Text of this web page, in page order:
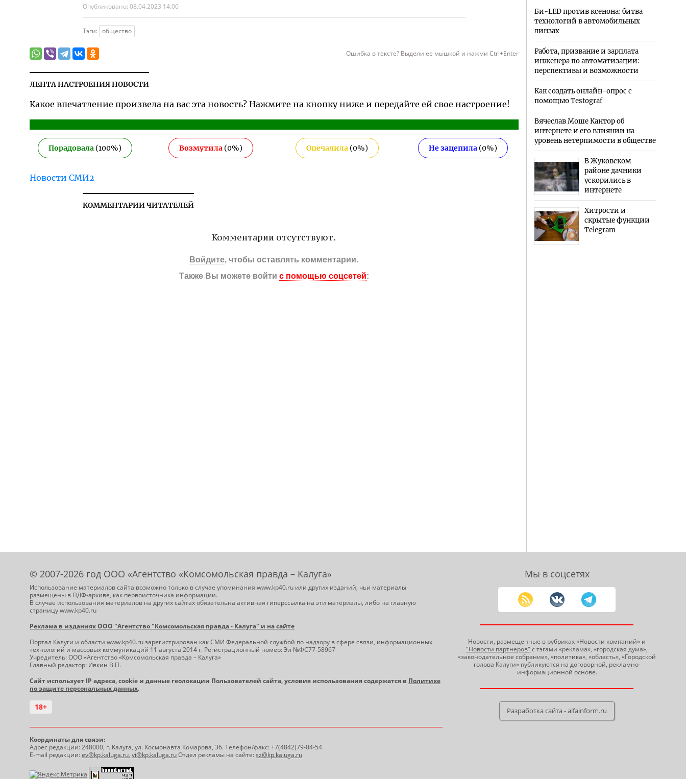
Опубликовано: 08.04.2023 14:00
Тэги: общество
Ошибка в тексте? Выдели ее мышкой и нажми Ctrl+Enter
ЛЕНТА НАСТРОЕНИЯ НОВОСТИ
Какое впечатление произвела на вас эта новость? Нажмите на кнопку ниже и передайте ей свое настроение!
Порадовала(100%) Возмутила (0%) Опечалила(0%) Не зацепила (0%)
Новости СМИ2
КОММЕНТАРИИ ЧИТАТЕЛЕЙ
Комментарии отсутствуют.
Войдите, чтобы оставлять комментарии.
Также Вы можете войти с помощью соцсетей:
Би-LED против ксенона: битва
технологий в автомобильных
линзах
Работа, призвание и зарплата
инженера по автоматизации:
перспективы и возможности
Как создать онлайн-опрос с
помощью Testograf
Вячеслав Моше Кантор об
интернете и его влиянии на
уровень нетерпимости в обществе
В Жуковском
районе дачники
ускорились в
интернете
Хитрости и
скрытые функции
Telegram
© 2007-2026 год ООО «Агентство «Комсомольская правда – Калуга»
Использование материалов сайта возможно только в случае упоминания www.kp40.ru или других изданий, чьи материалы
размещены в ПДФ-архиве, как первоисточника информации.
В случае использования материалов на других сайтах обязательна активная гиперссылка на эти материалы, либо на главную
страницу www.kp40.ru
Реклама в изданиях ООО "Агентство "Комсомольская правда - Калуга" и на сайте
Портал Калуги и области www.kp40.ruзарегистрирован как СМИ Федеральной службой по надзору в сфере связи, информационных
технологий и массовых коммуникаций 11 августа 2014 г. Регистрационный номер: Эл №ФС77-58967
Учредитель: ООО «Агентство «Комсомольская правда – Калуга»
Главный редактор: Ивкин В.П.
Сайт использует IP адреса, cookie и данные геолокации Пользователей сайта, условия использования содержатся в Политике
по защите персональных данных.
18+
Координаты для связи:
Адрес редакции: 248000, г. Калуга, ул. Космонавта Комарова, 36. Телефон/факс: +7(4842)79-04-54
E-mail редакции:ev@kp.kaluga.ru, vi@kp.kaluga.ruОтдел рекламы на сайте:sz@kp.kaluga.ru
Мы в соцсетях
Новости, размещенные в рубриках «Новости компаний» и
"Новости партнеров" с тэгами «реклама», «городская дума»,
«законодательное собрание», «политика», «область», «Городской
голова Калуги» публикуются на договорной, рекламно-
информационной основе.
Разработка сайта - alfainform.ru